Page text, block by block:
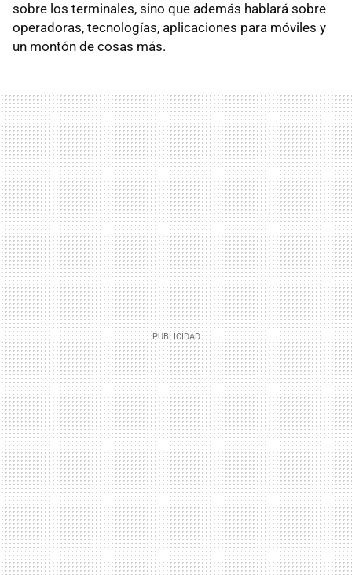
sobre los terminales, sino que además hablará sobre
operadoras, tecnologías, aplicaciones para móviles y
un montón de cosas más.